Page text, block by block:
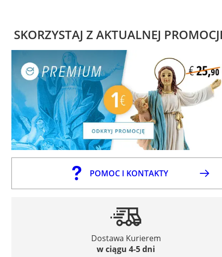
SKORZYSTAJ Z AKTUALNEJ
POMOC I KONTAKTY
Dostawa Kurierem
w ciągu 4-5 dni